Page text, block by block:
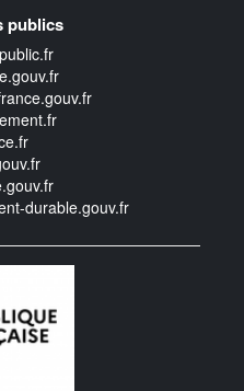
publics
durable.gouv.fr